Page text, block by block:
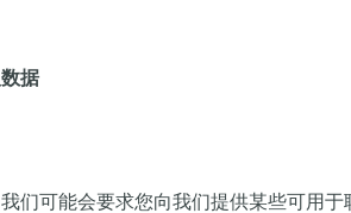
据
们可能会要求您向我们提供某些可用于